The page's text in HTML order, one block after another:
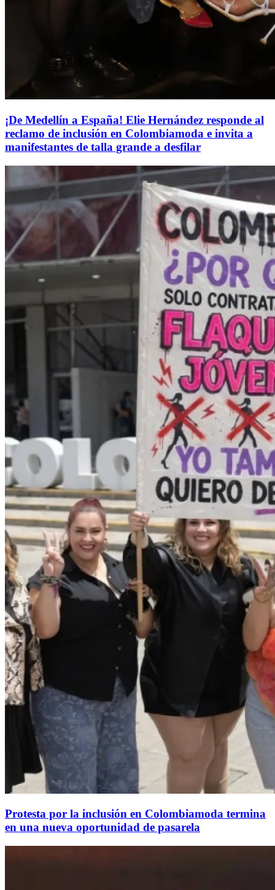
¡De Medellín a España! Elie Hernández responde al
reclamo de inclusión en Colombiamoda e invita a
manifestantes de talla grande a desfilar
Protesta por la inclusión en Colombiamoda termina
en una nueva oportunidad de pasarela